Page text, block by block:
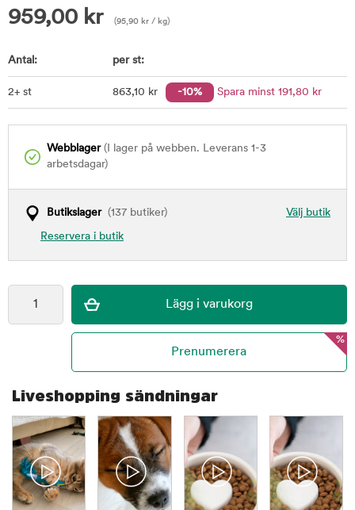
959,00 kr (95,90 kr / kg)
Antal: per st:
2+ st 863,10 kr -10% Spara minst 191,80 kr
Webblager(I lager på webben. Leverans 1-3
arbetsdagar)
Välj butik
Butikslager(137 butiker)
Reservera i butik
%
Liveshopping sändningar